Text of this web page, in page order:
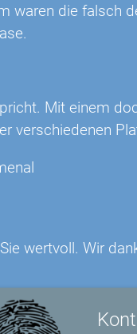
waren die falsch
Mit einem
verschiedenen
wertvoll. Wir